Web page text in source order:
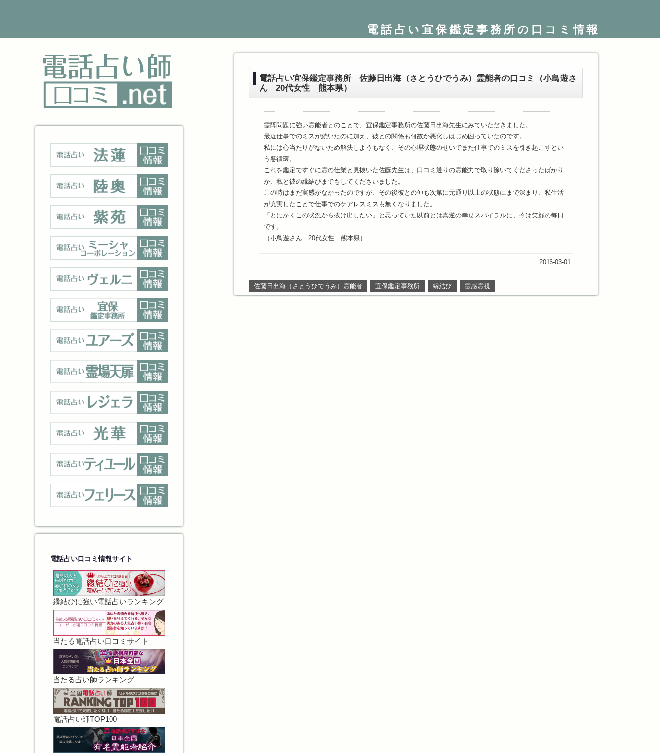
電話占い宜保鑑定事務所の口コミ情報
電話占い宜保鑑定事務所 佐藤日出海（さとうひでうみ）霊能者の口コミ（小鳥遊さ
ん 20代女性 熊本県）
霊障問題に強い霊能者とのことで、宜保鑑定事務所の佐藤日出海先生にみていただきました。
最近仕事でのミスが続いたのに加え、彼との関係も何故か悪化しはじめ困っていたのです。
私には心当たりがないため解決しようもなく、その心理状態のせいでまた仕事でのミスを引き起こすとい
う悪循環。
これを鑑定ですぐに霊の仕業と見抜いた佐藤先生は、口コミ通りの霊能力で取り除いてくださったばかり
か、私と彼の縁結びまでもしてくださいました。
この時はまだ実感がなかったのですが、その後彼との仲も次第に元通り以上の状態にまで深まり、私生活
が充実したことで仕事でのケアレスミスも無くなりました。
「とにかくこの状況から抜け出したい」と思っていた以前とは真逆の幸せスパイラルに、今は笑顔の毎日
です。
（小鳥遊さん 20代女性 熊本県）
2016-03-01
佐藤日出海（さとうひでうみ）霊能者 宜保鑑定事務所 縁結び 霊感霊視
電話占い口コミ情報サイト
縁結びに強い電話占いランキング
当たる電話占い口コミサイト
当たる占い師ランキング
電話占い師TOP100